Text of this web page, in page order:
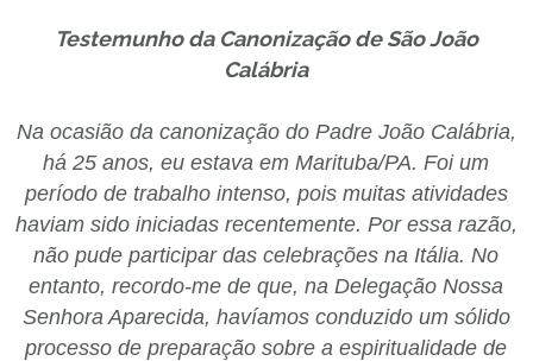
Testemunho da Canonização de São João
Calábria
Na ocasião da canonização do Padre João Calábria,
há 25 anos, eu estava em Marituba/PA. Foi um
período de trabalho intenso, pois muitas atividades
haviam sido iniciadas recentemente. Por essa razão,
não pude participar das celebrações na Itália. No
entanto, recordo-me de que, na Delegação Nossa
Senhora Aparecida, havíamos conduzido um sólido
processo de preparação sobre a espiritualidade de